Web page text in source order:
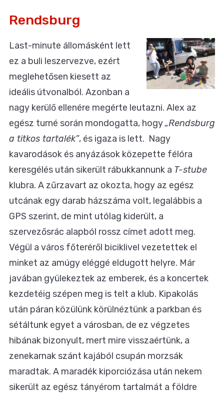
Rendsburg
Last-minute állomásként lett
ez a buli leszervezve, ezért
meglehetősen kiesett az
ideális útvonalból. Azonban a
nagy kerülő ellenére megérte leutazni. Alex az
egész turné során mondogatta, hogy„Rendsburg
a titkos tartalék”, és igaza is lett. Nagy
kavarodások és anyázások közepette félóra
keresgélés után sikerült rábukkannunk a T-stube
klubra. A zűrzavart az okozta, hogy az egész
utcának egy darab házszáma volt, legalábbis a
GPS szerint, de mint utólag kiderült, a
szervezősrác alapból rossz címet adott meg.
Végül a város főteréről biciklivel vezetettek el
minket az amúgy eléggé eldugott helyre. Már
javában gyülekeztek az emberek, és a koncertek
kezdetéig szépen meg is telt a klub. Kipakolás
után páran közülünk körülnéztünk a parkban és
sétáltunk egyet a városban, de ez végzetes
hibának bizonyult, mert mire visszaértünk, a
zenekarnak szánt kajából csupán morzsák
maradtak. A maradék kiporciózása után nekem
sikerült az egész tányérom tartalmát a földre